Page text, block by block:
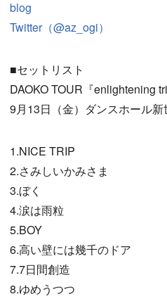
blog
Twitter（@az_ogi）
■セットリスト
DAOKO TOUR『enlightening
9月13日（金）ダンスホール新
1.NICE TRIP
2.さみしいかみさま
3.ぼく
4.涙は雨粒
5.BOY
6.高い壁には幾千のドア
7.7日間創造
8.ゆめうつつ